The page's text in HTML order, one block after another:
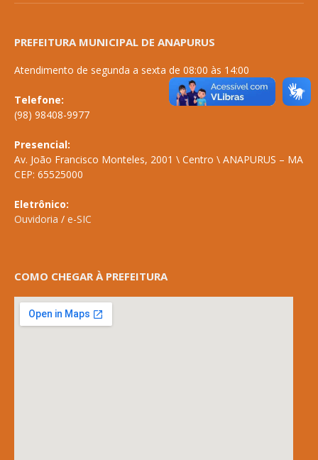
PREFEITURA MUNICIPAL DE ANAPURUS
Atendimento de segunda a sexta de 08:00 às 14:00
Telefone:
(98) 98408-9977
Presencial:
Av. João Francisco Monteles, 2001 \ Centro \ ANAPURUS – MA
CEP: 65525000
Eletrônico:
Ouvidoria / e-SIC
COMO CHEGAR À PREFEITURA